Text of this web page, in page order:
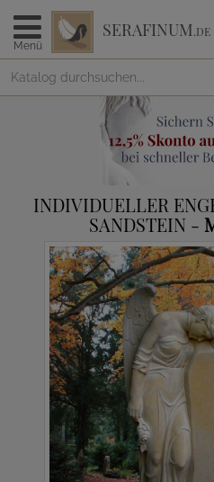
Menü
SERAFINUM.DE
INDIVIDUELLER
SANDSTEIN -